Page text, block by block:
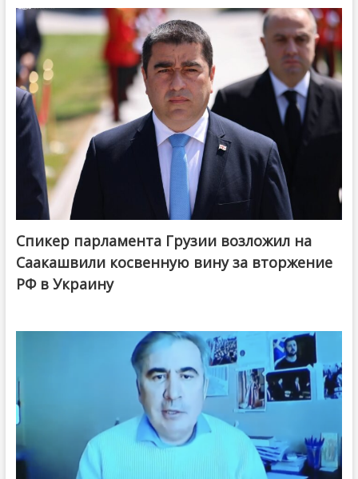
Спикер парламента Грузии возложил на
Саакашвили косвенную вину за вторжение
РФ в Украину